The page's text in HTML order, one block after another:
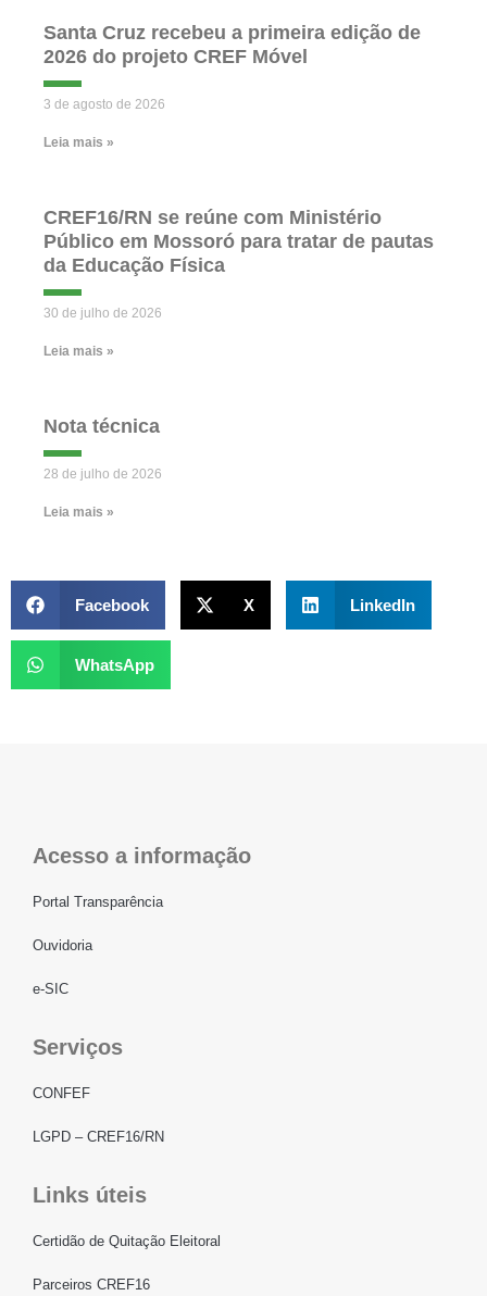
Santa Cruz recebeu a primeira edição de
2026 do projeto CREF Móvel
3 de agosto de 2026
Leia mais »
CREF16/RN se reúne com Ministério
Público em Mossoró para tratar de pautas
da Educação Física
30 de julho de 2026
Leia mais »
Nota técnica
28 de julho de 2026
Leia mais »
Facebook X LinkedIn
WhatsApp
Acesso a informação
Portal Transparência
Ouvidoria
e-SIC
Serviços
CONFEF
LGPD – CREF16/RN
Links úteis
Certidão de Quitação Eleitoral
Parceiros CREF16